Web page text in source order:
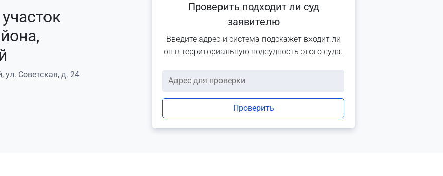
ул. Советская, д. 24
Проверить подходит ли суд
заявителю
Введите адрес и система подскажет входит ли
он в территориальную подсудность этого суда.
Проверить